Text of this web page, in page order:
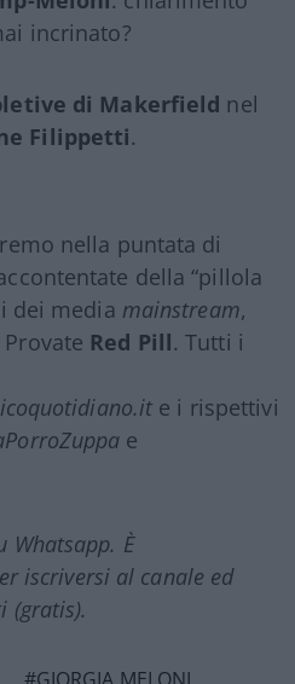
incrinato?
di Makerfield nel
Filippetti.
nella puntata di
della “pillola
dei media mainstream,
Red Pill. Tutti i
e i rispettivi
e
Whatsapp. È
iscriversi al canale ed
(gratis).